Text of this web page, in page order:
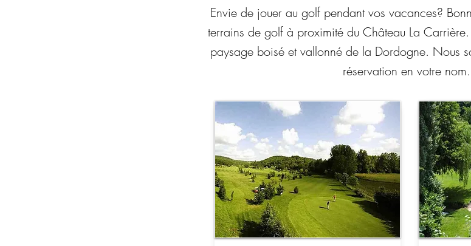
Envie de jouer au golf pendant vos vacances?
terrains de golf à proximité du Château La
paysage boisé et vallonné de la Dordogne. Nous
réservation en votre